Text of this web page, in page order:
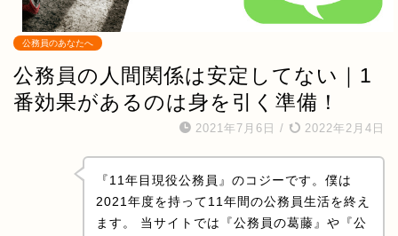
公務員のあなたへ
公務員の人間関係は安定してない｜1
番効果があるのは身を引く準備！
2021年7月6日 / 2022年2月4日
『11年目現役公務員』のコジーです。僕は
2021年度を持って11年間の公務員生活を終え
ます。 当サイトでは『公務員の葛藤』や『公